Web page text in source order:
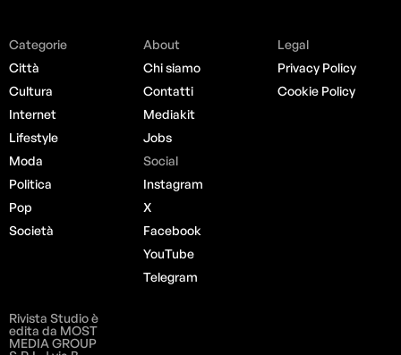
Categorie
Città
Cultura
Internet
Lifestyle
Moda
Politica
Pop
Società
About
Chi siamo
Contatti
Mediakit
Jobs
Social
Instagram
X
Facebook
YouTube
Telegram
Legal
Privacy Policy
Cookie Policy
Rivista Studio è
edita da MOST
MEDIA GROUP